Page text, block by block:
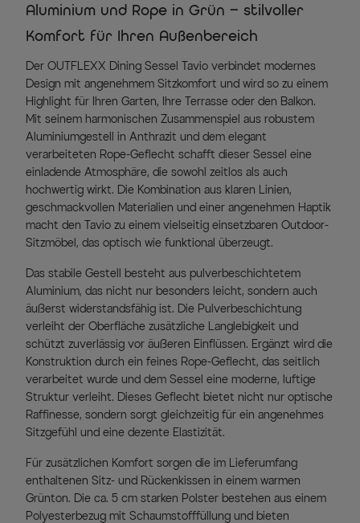
Aluminium und Rope in Grün – stilvoller
Komfort für Ihren Außenbereich
Der OUTFLEXX Dining Sessel Tavio verbindet modernes
Design mit angenehmem Sitzkomfort und wird so zu einem
Highlight für Ihren Garten, Ihre Terrasse oder den Balkon.
Mit seinem harmonischen Zusammenspiel aus robustem
Aluminiumgestell in Anthrazit und dem elegant
verarbeiteten Rope-Geflecht schafft dieser Sessel eine
einladende Atmosphäre, die sowohl zeitlos als auch
hochwertig wirkt. Die Kombination aus klaren Linien,
geschmackvollen Materialien und einer angenehmen Haptik
macht den Tavio zu einem vielseitig einsetzbaren Outdoor-
Sitzmöbel, das optisch wie funktional überzeugt.
Das stabile Gestell besteht aus pulverbeschichtetem
Aluminium, das nicht nur besonders leicht, sondern auch
äußerst widerstandsfähig ist. Die Pulverbeschichtung
verleiht der Oberfläche zusätzliche Langlebigkeit und
schützt zuverlässig vor äußeren Einflüssen. Ergänzt wird die
Konstruktion durch ein feines Rope-Geflecht, das seitlich
verarbeitet wurde und dem Sessel eine moderne, luftige
Struktur verleiht. Dieses Geflecht bietet nicht nur optische
Raffinesse, sondern sorgt gleichzeitig für ein angenehmes
Sitzgefühl und eine dezente Elastizität.
Für zusätzlichen Komfort sorgen die im Lieferumfang
enthaltenen Sitz- und Rückenkissen in einem warmen
Grünton. Die ca. 5 cm starken Polster bestehen aus einem
Polyesterbezug mit Schaumstofffüllung und bieten